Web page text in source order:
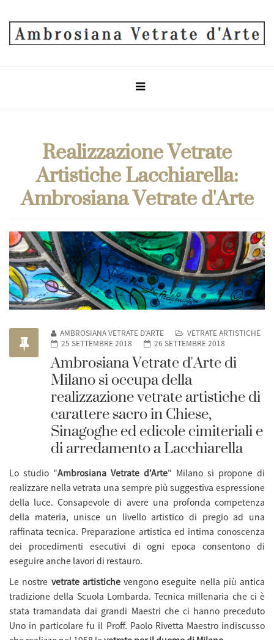
Realizzazione Vetrate
Artistiche Lacchiarella:
Ambrosiana Vetrate d'Arte
AMBROSIANA VETRATE D'ARTE
VETRATE ARTISTICHE
25 SETTEMBRE 2018
26 SETTEMBRE 2018
Ambrosiana Vetrate d'Arte di
Milano si occupa della
realizzazione vetrate artistiche di
carattere sacro in Chiese,
Sinagoghe ed edicole cimiteriali e
di arredamento a Lacchiarella
Lo studio "Ambrosiana Vetrate d'Arte" Milano si propone di
realizzare nella vetrata una sempre più suggestiva espressione
della luce. Consapevole di avere una profonda competenza
della materia, unisce un livello artistico di pregio ad una
raffinata tecnica. Preparazione artistica ed intima conoscenza
dei procedimenti esecutivi di ogni epoca consentono di
eseguire anche lavori di restauro.
Le nostre vetrate artistichevengono eseguite nella più antica
tradizione della Scuola Lombarda. Tecnica millenaria che ci è
stata tramandata dai grandi Maestri che ci hanno preceduto
Uno in particolare fu il Proff. Paolo Rivetta Maestro indiscusso